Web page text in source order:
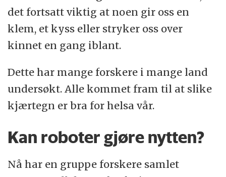
det fortsatt viktig at noen gir oss en
klem, et kyss eller stryker oss over
kinnet en gang iblant.
Dette har mange forskere i mange land
undersøkt. Alle kommet fram til at slike
kjærtegn er bra for helsa vår.
Kan roboter gjøre nytten?
Nå har en gruppe forskere samlet